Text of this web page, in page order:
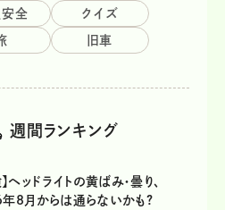
全 クイズ
旧車
週間ランキング
】ヘッドライトの黄ばみ・曇り、
8月からは通らないかも?